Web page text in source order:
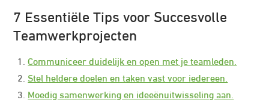
7 Essentiële Tips voor Succesvolle
Teamwerkprojecten
Communiceer duidelijk en open met je teamleden.
Stel heldere doelen en taken vast voor iedereen.
Moedig samenwerking en ideeënuitwisseling aan.